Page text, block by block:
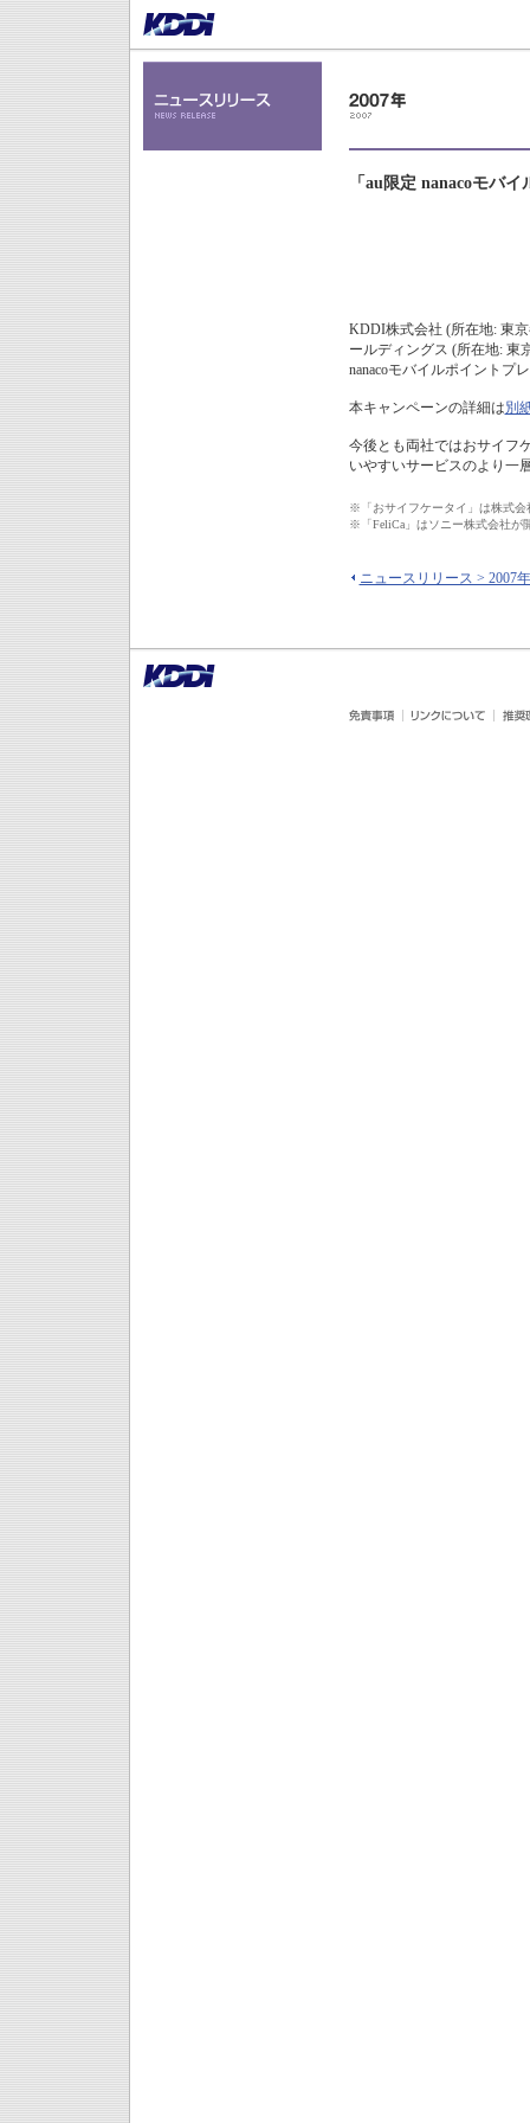
「au限定 nanacoモバ
KDDI株式会社 (所在地: 東
ールディングス (所在地: 東
nanacoモバイルポイントプ
本キャンペーンの詳細は別
今後とも両社ではおサイフ
いやすいサービスのより一
※ 「おサイフケータイ」は株式
※ 「FeliCa」はソニー株式会社
ニュースリリース > 2007年